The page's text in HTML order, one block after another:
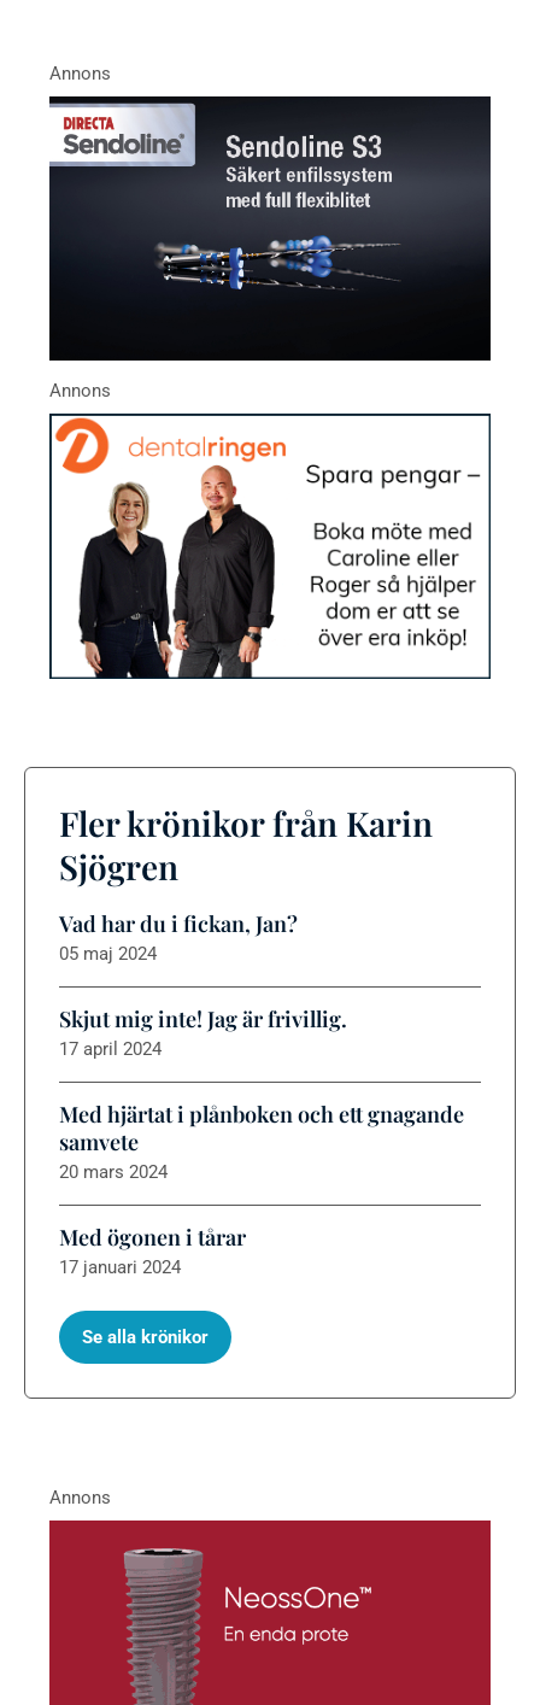
Fler krönikor från Karin
Sjögren
Vad har du i fickan, Jan?
05 maj 2024
Skjut mig inte! Jag är frivillig.
17 april 2024
Med hjärtat i plånboken och ett gnagande
samvete
20 mars 2024
Med ögonen i tårar
17 januari 2024
Se alla krönikor